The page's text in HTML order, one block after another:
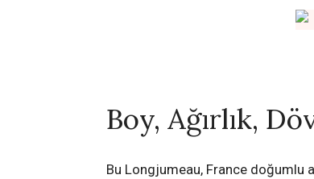
Boy, Ağırlık,
Bu Longjumeau, France doğumlu